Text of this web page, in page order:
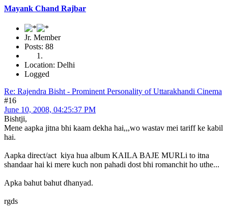
Mayank Chand Rajbar
Jr. Member
Posts: 88
Location: Delhi
Logged
Re: Rajendra Bisht - Prominent Personality of Uttarakhandi Cinema
#16
June 10, 2008, 04:25:37 PM
Bishtji,
Mene aapka jitna bhi kaam dekha hai,,,wo wastav mei tariff ke kabil
hai.
Aapka direct/act kiya hua album KAILA BAJE MURLi to itna
shandaar hai ki mere kuch non pahadi dost bhi romanchit ho uthe...
Apka bahut bahut dhanyad.
rgds